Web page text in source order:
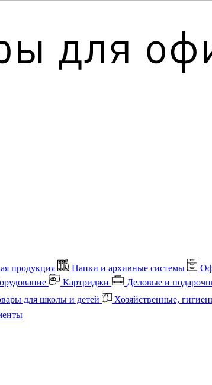
продукция Папки и архивные системы
Картриджи Деловые и
для школы и детей Хозяйственные,